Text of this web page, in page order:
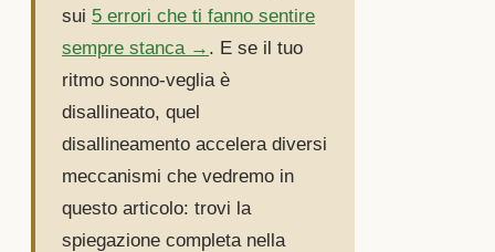
sui 5 errori che ti fanno sentire
sempre stanca → . E se il tuo
ritmo sonno-veglia è
disallineato, quel
disallineamento accelera diversi
meccanismi che vedremo in
questo articolo: trovi la
spiegazione completa nella